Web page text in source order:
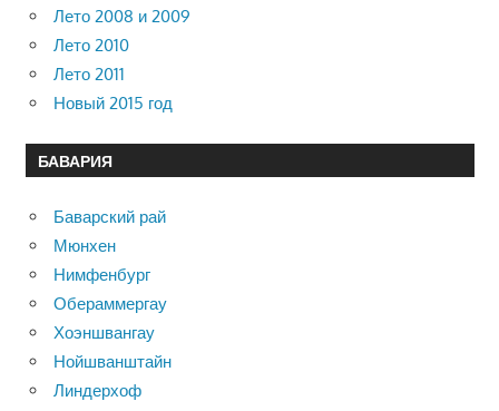
Лето 2008 и 2009
Лето 2010
Лето 2011
Новый 2015 год
БАВАРИЯ
Баварский рай
Мюнхен
Нимфенбург
Обераммергау
Хоэншвангау
Нойшванштайн
Линдерхоф